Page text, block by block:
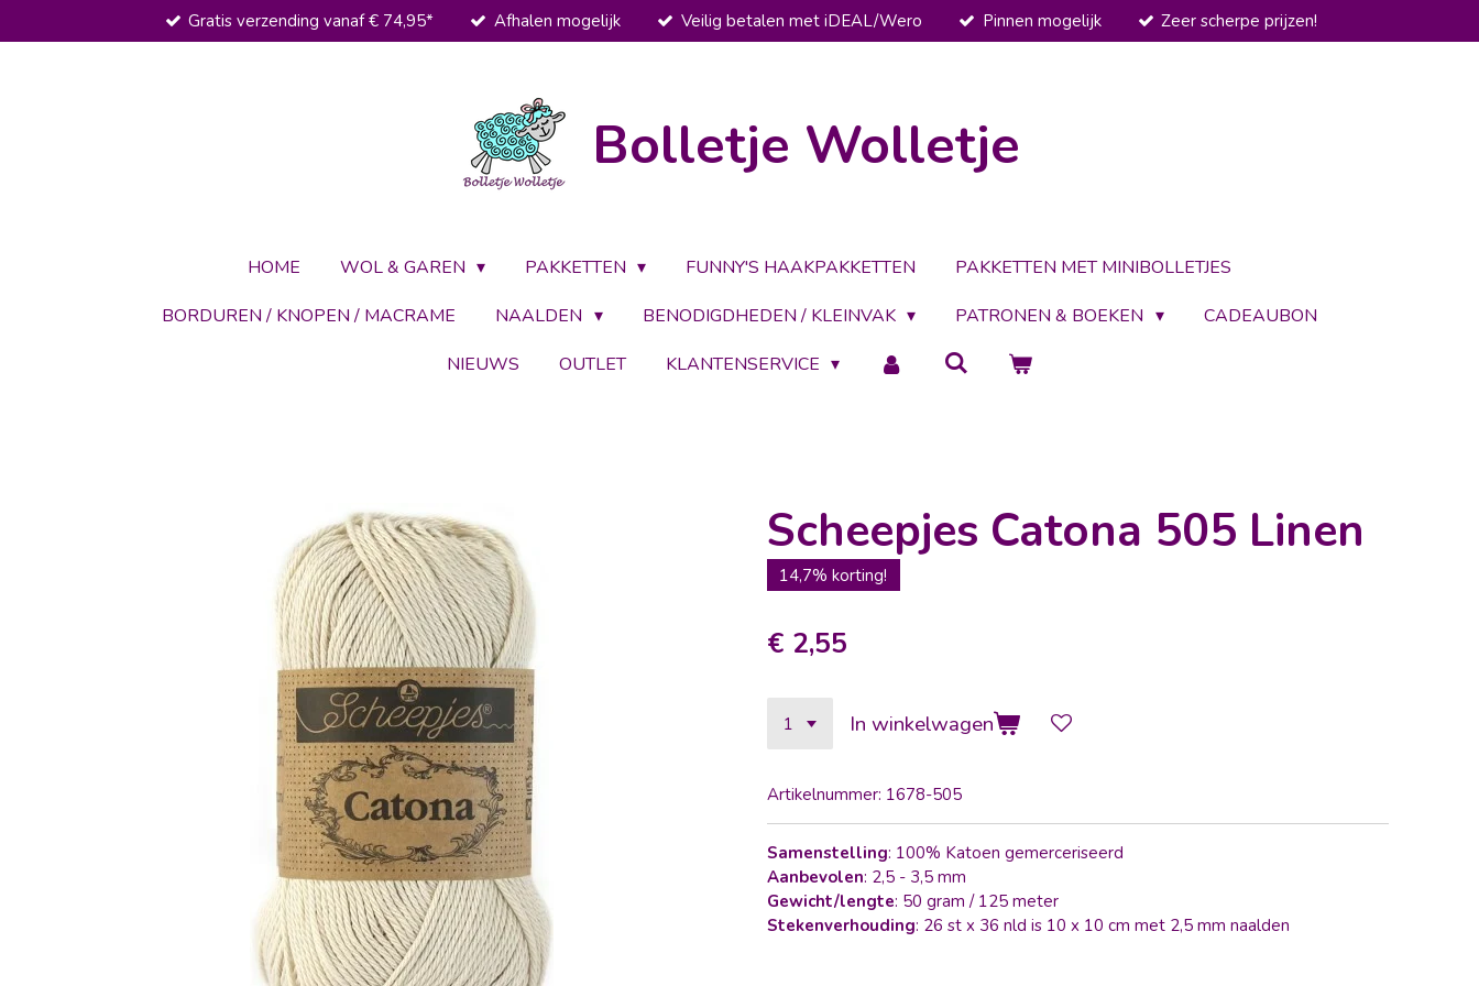
direct
Gratis verzending vanaf € 74,95* Afhalen mogelijk Veilig betalen met iDEAL/Wero Pinnen mogelijk Zeer scherpe prijzen!
Bolletje Wolletje
HOME WOL & GAREN PAKKETTEN FUNNY'S HAAKPAKKETTEN
PAKKETTEN MET MINIBOLLETJES
BORDUREN / KNOPEN / MACRAME
NAALDEN BENODIGDHEDEN / KLEINVAK PATRONEN & BOEKEN
CADEAUBON
NIEUWS
OUTLET KLANTENSERVICE
Scheepjes Catona 505 Linen
14,7% korting!
€ 2,55
In winkelwagen
Artikelnummer: 1678-505
Samenstelling: 100% Katoen gemerceriseerd
Aanbevolen: 2,5 - 3,5 mm
Gewicht/lengte: 50 gram / 125 meter
Stekenverhouding: 26 st x 36 nld is 10 x 10 cm met 2,5 mm naalden